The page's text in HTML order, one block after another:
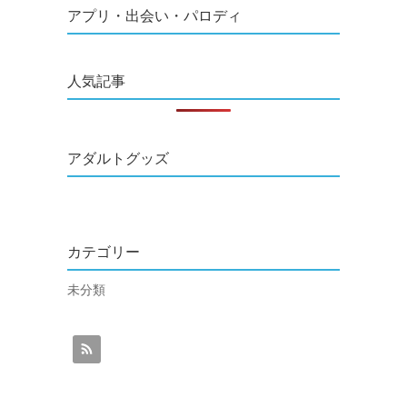
アプリ・出会い・パロディ
人気記事
アダルトグッズ
カテゴリー
未分類